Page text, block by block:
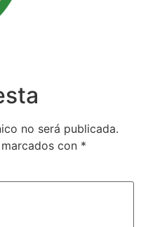
no será publicada.
con *